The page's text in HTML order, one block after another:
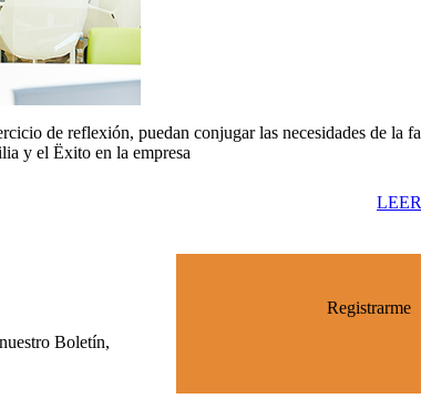
de reflexión, puedan conjugar las necesidades de la
y el Ëxito en la empresa
Boletín,
Registrarme